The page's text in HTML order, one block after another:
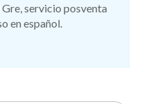
servicio posventa
en español.